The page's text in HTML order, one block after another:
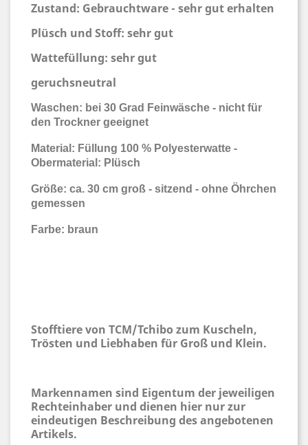
Zustand: Gebrauchtware - sehr gut erhalten
Plüsch und Stoff: sehr gut
Wattefüllung: sehr gut
geruchsneutral
Waschen: bei 30 Grad Feinwäsche - nicht für
den Trockner geeignet
Material: Füllung 100 % Polyesterwatte -
Obermaterial: Plüsch
Größe: ca. 30 cm groß - sitzend - ohne Öhrchen
gemessen
Farbe: braun
Stofftiere von TCM/Tchibo zum Kuscheln,
Trösten und Liebhaben für Groß und Klein.
Markennamen sind Eigentum der jeweiligen
Rechteinhaber und dienen hier nur zur
eindeutigen Beschreibung des angebotenen
Artikels.